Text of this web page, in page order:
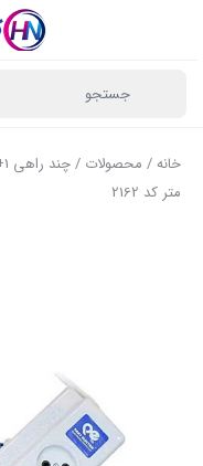
خانه/ محصولات
متر کد 2162